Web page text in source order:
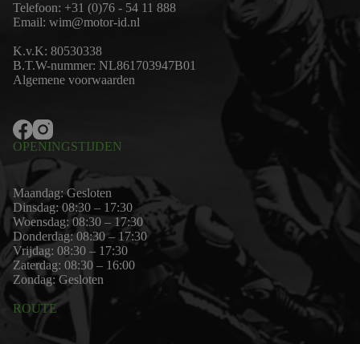
Telefoon: +31 (0)76 - 54 11 888
Email: wim@motor-id.nl
K.v.K: 80530338
B.T.W-nummer: NL861703947B01
Algemene voorwaarden
OPENINGSTIJDEN
Maandag: Gesloten
Dinsdag: 08:30 – 17:30
Woensdag: 08:30 – 17:30
Donderdag: 08:30 – 17:30
Vrijdag: 08:30 – 17:30
Zaterdag: 08:30 – 16:00
Zondag: Gesloten
ROUTE